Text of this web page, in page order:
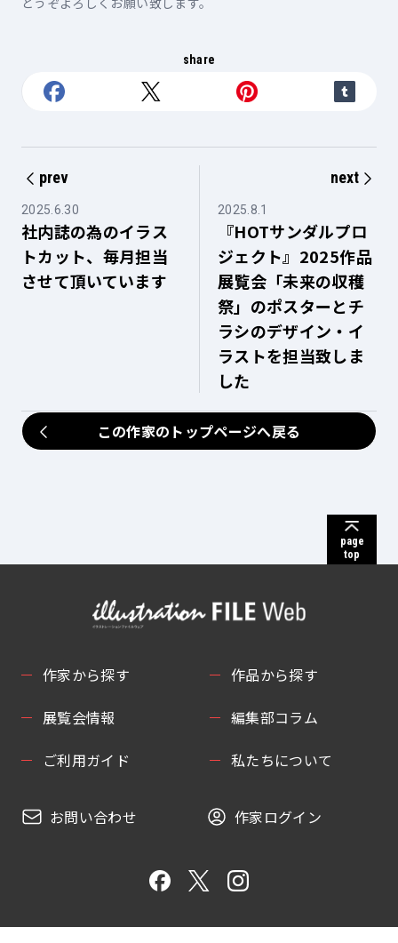
share
prev
2025.6.30
社内誌の為のイラス
トカット、毎月担当
させて頂いています
next
2025.8.1
『HOTサンダルプロ
ジェクト』2025作品
展覧会「未来の収穫
祭」のポスターとチ
ラシのデザイン・イ
ラストを担当致しま
した
この作家のトップページへ戻る
page
top
作家から探す
作品から探す
展覧会情報
編集部コラム
ご利用ガイド
私たちについて
お問い合わせ 作家ログイン